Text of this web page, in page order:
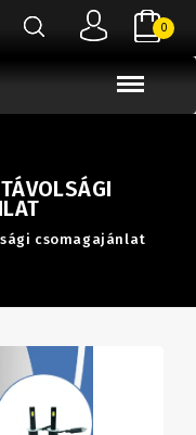
0
csomagajánlat